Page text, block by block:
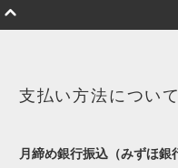
支払い方法について
月締め銀行振込（みずほ銀